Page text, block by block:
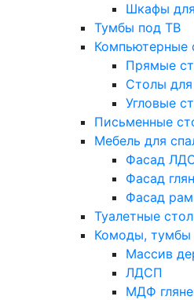
Шкафы
Тумбы под ТВ
Компьютерные
Прямые
Столы для
Угловые
Письменные
Мебель для
Фасад
Фасад
Фасад
Туалетные
Комоды, тумбы
Массив
ЛДСП
МДФ